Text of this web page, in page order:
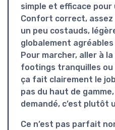
simple et efficace pour
Confort correct, assez
un peu costauds,
globalement
Pour marcher, aller à
footings tranquilles
ça fait clairement le
pas du haut de
demandé, c’est plutôt
Ce n’est pas parfait